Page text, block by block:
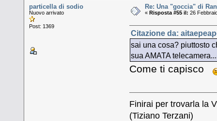
particella di sodio
Nuovo arrivato
Post: 1369
Re: Una "goccia" di
«Risposta #55 il: 26
Citazione da:
sai una cosa? piuttosto
sua AMATA
Come ti capisco
Finirai per trovarla la
(Tiziano Terzani)